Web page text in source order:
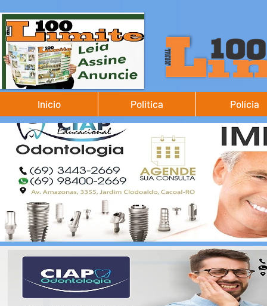
Início Política Polícia